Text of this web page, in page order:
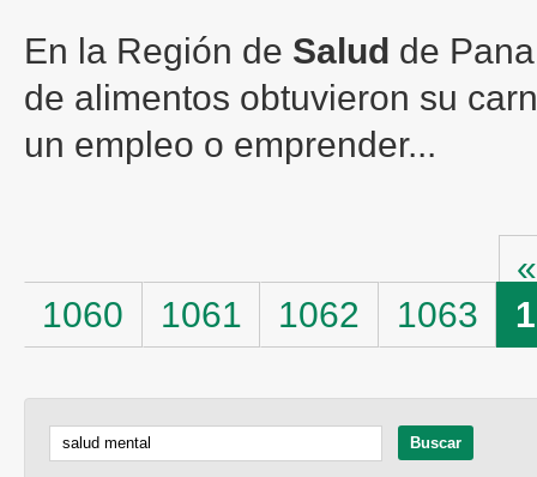
En la Región de Salud de
de alimentos obtuvieron su
un empleo o emprender...
«
1060
1061 1062 1063